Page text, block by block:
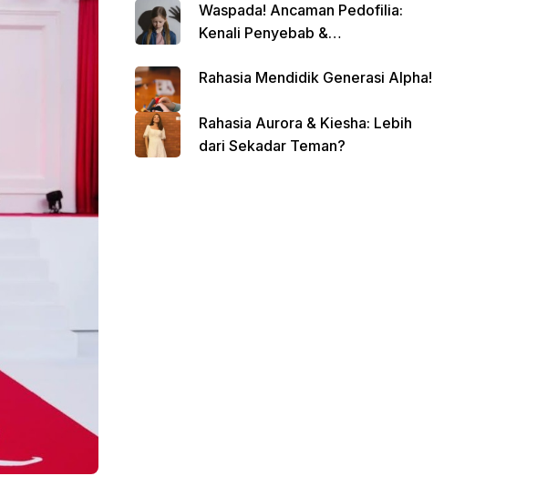
Waspada! Ancaman Pedofilia:
Kenali Penyebab &
Rahasia Mendidik Generasi Alpha!
Rahasia Aurora & Kiesha: Lebih
dari Sekadar Teman?